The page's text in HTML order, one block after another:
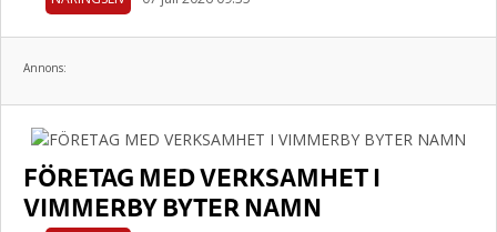
Annons:
FÖRETAG MED VERKSAMHET I
VIMMERBY BYTER NAMN